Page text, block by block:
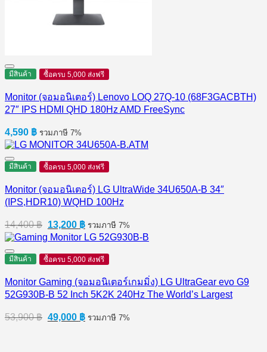
มีสินค้า ซื้อครบ 5,000 ส่งฟรี
Monitor (จอมอนิเตอร์) Lenovo LOQ 27Q-10 (68F3GACBTH)
27″ IPS HDMI QHD 180Hz AMD FreeSync
4,590 ฿ รวมภาษี 7%
มีสินค้า ซื้อครบ 5,000 ส่งฟรี
Monitor (จอมอนิเตอร์) LG UltraWide 34U650A-B 34″
(IPS,HDR10) WQHD 100Hz
14,400฿ Original
price
was:
14,400 ฿.
13,200 ฿Current
price
is:
13,200 ฿.
รวมภาษี 7%
มีสินค้า ซื้อครบ 5,000 ส่งฟรี
Monitor Gaming (จอมอนิเตอร์เกมมิ่ง) LG UltraGear evo G9
52G930B-B 52 Inch 5K2K 240Hz The World’s Largest
53,900฿ Original
price
49,000 ฿Current
price
รวมภาษี 7%